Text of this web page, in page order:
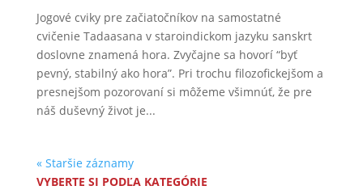
Jogové cviky pre začiatočníkov na samostatné
cvičenie Tadaasana v staroindickom jazyku sanskrt
doslovne znamená hora. Zvyčajne sa hovorí “byť
pevný, stabilný ako hora”. Pri trochu filozofickejšom a
presnejšom pozorovaní si môžeme všimnúť, že pre
náš duševný život je...
« Staršie záznamy
VYBERTE SI PODĽA KATEGÓRIE